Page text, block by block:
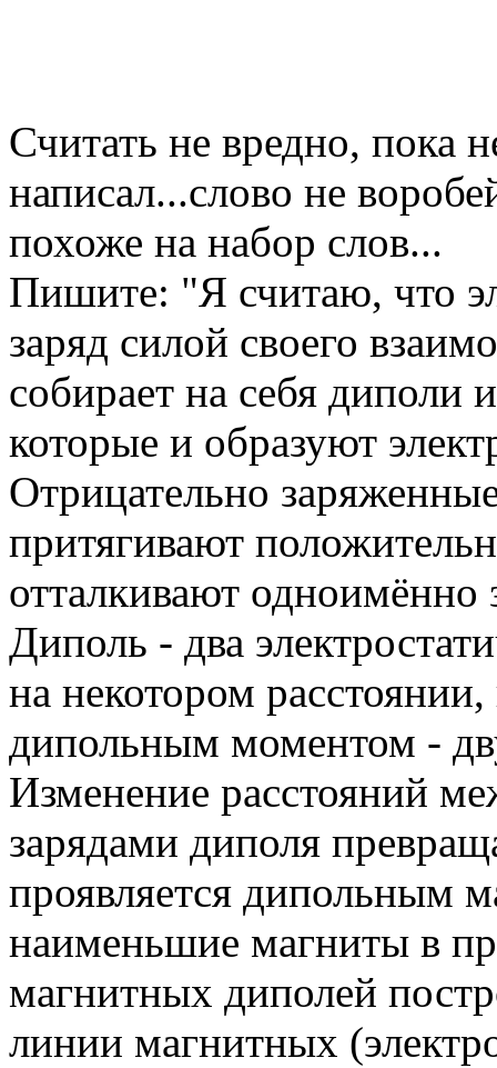
Считать не вредно, пока
написал...слово не
похоже на набор слов...
Пишите: "Я считаю, что
заряд силой своего
собирает на себя диполи
которые и образуют
Отрицательно
притягивают
отталкивают
Диполь - два
на некотором
дипольным моментом -
Изменение расстояний
зарядами диполя
проявляется дипольным
наименьшие магниты в
магнитных диполей
линии магнитных